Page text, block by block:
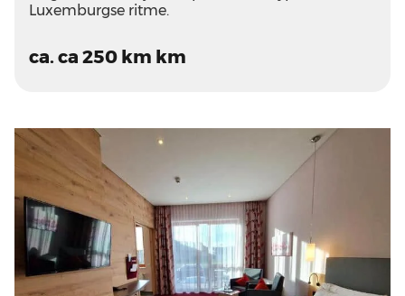
Luxemburgse ritme.
ca. ca 250 km km